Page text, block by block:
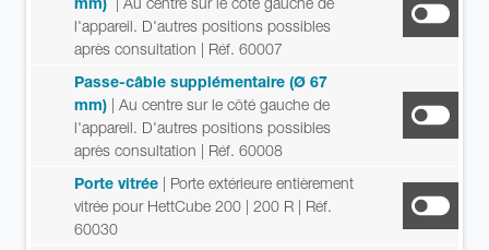
l'appareil. D'autres positions possibles
après consultation | Réf. 60007
Passe-câble supplémentaire (Ø 67
mm) | Au centre sur le côté gauche de
l'appareil. D'autres positions possibles
après consultation | Réf. 60008
Porte vitrée | Porte extérieure entièrement
vitrée pour HettCube 200 | 200 R | Réf.
60030